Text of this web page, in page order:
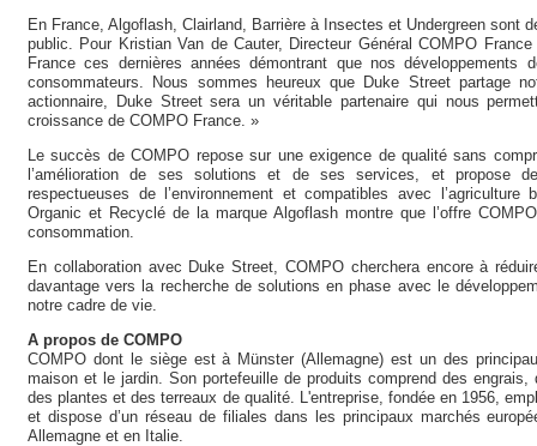
En France, Algoflash, Clairland, Barrière à Insectes et Undergreen sont
public. Pour Kristian Van de Cauter, Directeur Général COMPO
France ces dernières années démontrant que nos
consommateurs. Nous sommes heureux que Duke Street partage
actionnaire, Duke Street sera un véritable partenaire qui nous
croissance de COMPO France. »
Le succès de COMPO repose sur une exigence de qualité sans
l’amélioration de ses solutions et de ses services, et propose
respectueuses de l’environnement et compatibles avec
Organic et Recyclé de la marque Algoflash montre que l’offre
consommation.
En collaboration avec Duke Street, COMPO cherchera encore à
davantage vers la recherche de solutions en phase avec le
notre cadre de vie.
A propos de COMPO
COMPO dont le siège est à Münster (Allemagne) est un des
maison et le jardin. Son portefeuille de produits comprend des
des plantes et des terreaux de qualité. L'entreprise, fondée en 1956,
et dispose d’un réseau de filiales dans les principaux marchés
Allemagne et en Italie.